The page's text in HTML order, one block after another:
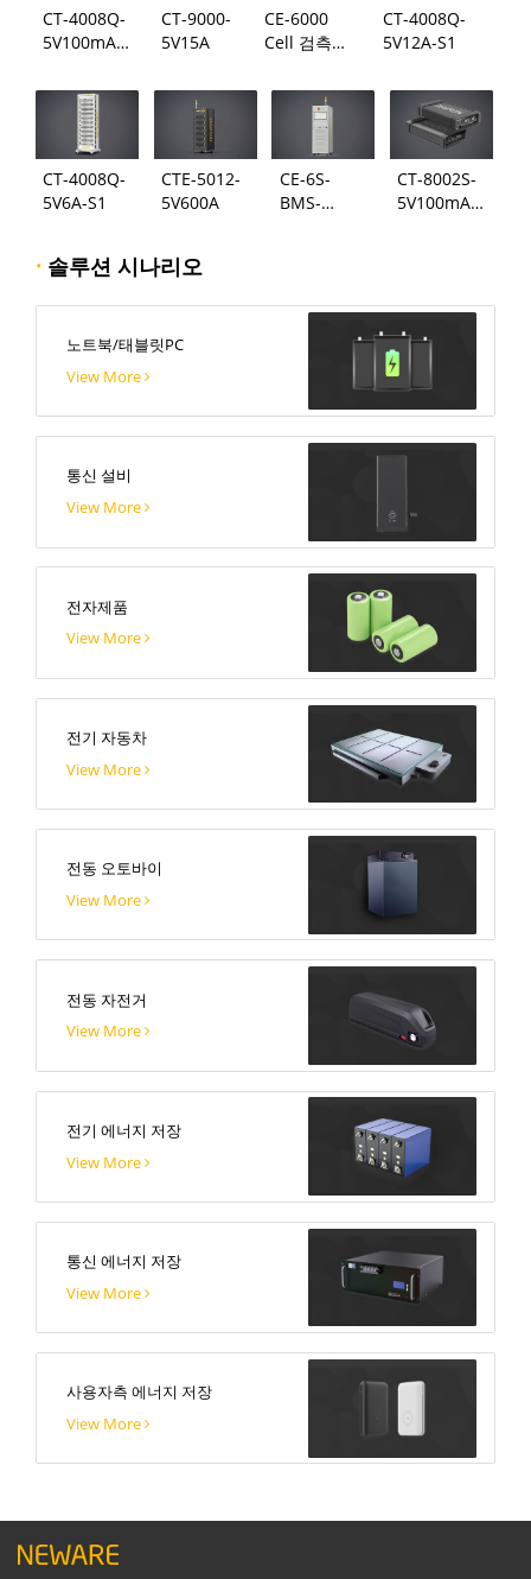
CT-4008Q-
5V100mA-
CT-9000-
5V15A
CE-6000
Cell 검측
CT-4008Q-
5V12A-S1
CT-4008Q-
5V6A-S1
CTE-5012-
5V600A
CE-6S-
BMS-
CT-8002S-
5V100mA-
· 솔루션 시나리오
노트북/태블릿PC
View More
통신 설비
View More
전자제품
View More
전기 자동차
View More
전동 오토바이
View More
전동 자전거
View More
전기 에너지 저장
View More
통신 에너지 저장
View More
사용자측 에너지 저장
View More